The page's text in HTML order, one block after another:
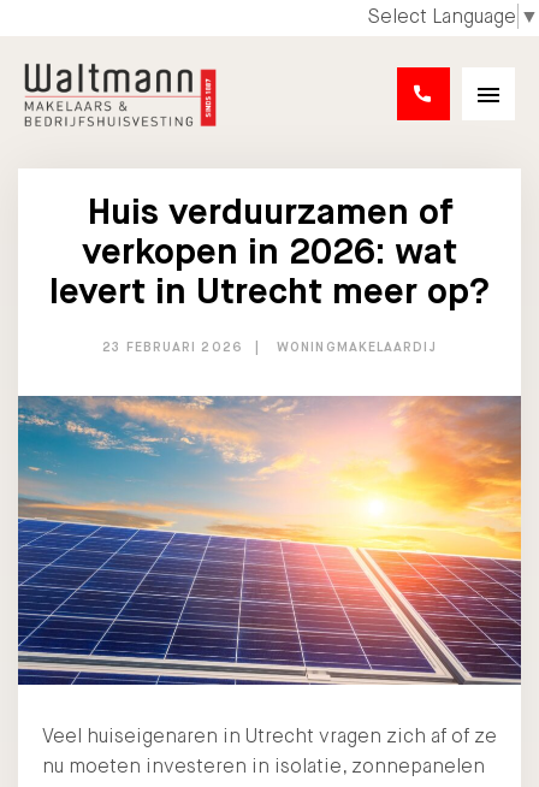
Select Language ▼
Huis verduurzamen of
verkopen in 2026: wat
levert in Utrecht meer op?
23 FEBRUARI 2026 WONINGMAKELAARDIJ
Veel huiseigenaren in Utrecht vragen zich af of ze
nu moeten investeren in isolatie, zonnepanelen